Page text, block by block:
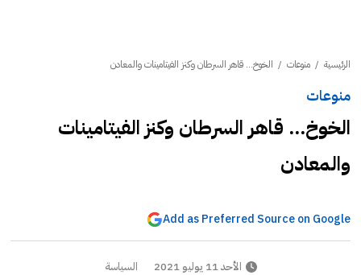
الرئيسية / منوعات / الخوخ... قاهر السرطان وكنز الفيتامينات والمعادن
منوعات
الخوخ... قاهر السرطان وكنز الفيتامينات
والمعادن
Add as Preferred Source on Google
الأحد 11 يوليو 2021 السياسة